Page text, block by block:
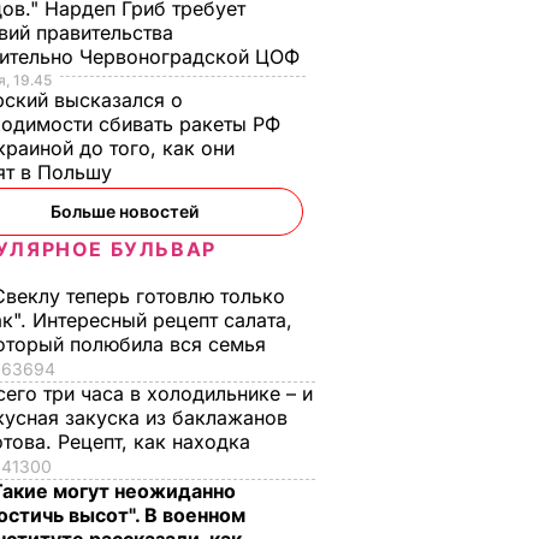
и
В
Омбудсмен: У
задержанных
российских
спецназовцев нет
содержания в СИЗО
17 августа,
15.38
ВОЙНА В
УКРАИНЕ
Нардеп Гриб требует
правительства
Червоноградской ЦОФ
19.45
высказался о
сбивать ракеты РФ
до того, как они
в Польшу
Больше новостей
БУЛЬВАР
теперь готовлю только
Интересный рецепт салата,
полюбила вся семья
63694
три часа в холодильнике – и
закуска из баклажанов
Рецепт, как находка
41300
могут неожиданно
высот". В военном